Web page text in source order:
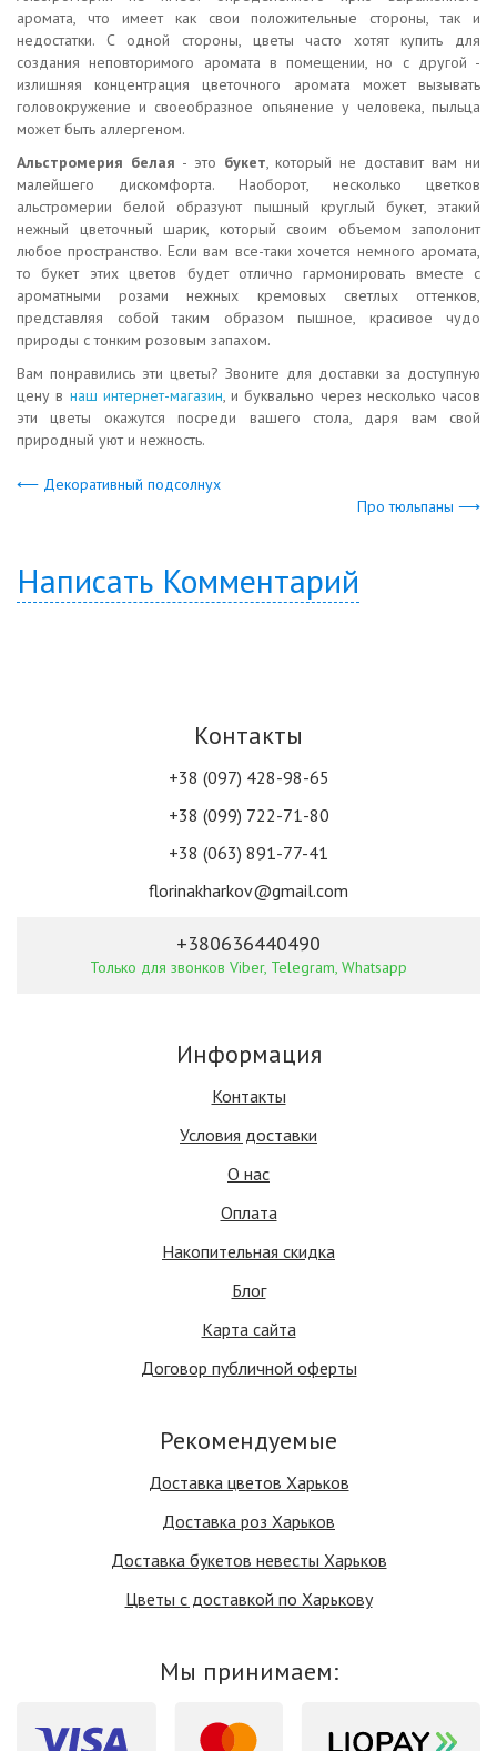
аромата, что имеет как свои положительные стороны, так и
недостатки. С одной стороны, цветы часто хотят купить для
создания неповторимого аромата в помещении, но с другой -
излишняя концентрация цветочного аромата может вызывать
головокружение и своеобразное опьянение у человека, пыльца
может быть аллергеном.
Альстромерия белая - это букет, который не доставит вам ни
малейшего дискомфорта. Наоборот, несколько цветков
альстромерии белой образуют пышный круглый букет, этакий
нежный цветочный шарик, который своим объемом заполонит
любое пространство. Если вам все-таки хочется немного аромата,
то букет этих цветов будет отлично гармонировать вместе с
ароматными розами нежных кремовых светлых оттенков,
представляя собой таким образом пышное, красивое чудо
природы с тонким розовым запахом.
Вам понравились эти цветы? Звоните для доставки за доступную
цену в наш интернет-магазин, и буквально через несколько часов
эти цветы окажутся посреди вашего стола, даря вам свой
природный уют и нежность.
⟵ Декоративный подсолнух
Про тюльпаны ⟶
Написать Комментарий
Контакты
+38 (097) 428-98-65
+38 (099) 722-71-80
+38 (063) 891-77-41
florinakharkov@gmail.com
+380636440490
Только для звонков Viber, Telegram, Whatsapp
Информация
Контакты
Условия доставки
О нас
Оплата
Накопительная скидка
Блог
Карта сайта
Договор публичной оферты
Рекомендуемые
Доставка цветов Харьков
Доставка роз Харьков
Доставка букетов невесты Харьков
Цветы с доставкой по Харькову
Мы принимаем: